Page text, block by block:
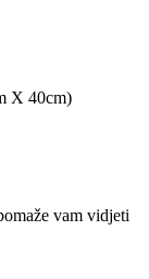
X 40cm)
vam vidjeti